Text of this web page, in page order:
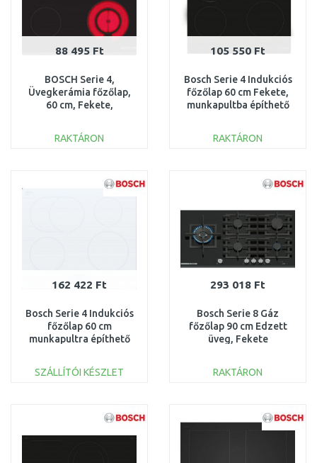
88 495 Ft
BOSCH Serie 4,
Üvegkerámia főzőlap,
60 cm, Fekete,
keret PKF631BB2E
RAKTÁRON
Összehasonlítás
105 550 Ft
Bosch Serie 4 Indukciós
főzőlap 60 cm Fekete,
munkapultba építhető
RAKTÁRON
Összehasonlítás
162 422 Ft
Bosch Serie 4 Indukciós
főzőlap 60 cm
munkapultra építhető
SZÁLLÍTÓI KÉSZLET
Összehasonlítás
293 018 Ft
Bosch Serie 8 Gáz
főzőlap 90 cm Edzett
üveg, Fekete
RAKTÁRON
Összehasonlítás